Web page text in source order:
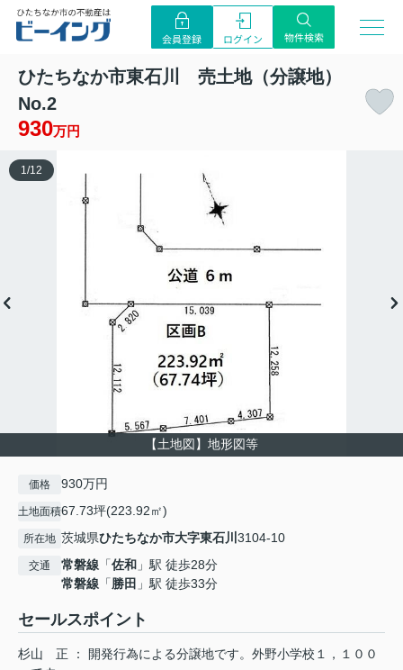
会員登録 ログイン 物件検索
ひたちなか市東石川 売土地（分譲地）
No.2
930万円
【土地図】地形図等
1 /12
価格 930万円
土地面積67.73坪(223.92㎡)
所在地 茨城県ひたちなか市大字東石川 3104-10
交通 常磐線 「佐和 」駅 徒歩28分
常磐線 「勝田 」駅 徒歩33分
セールスポイント
杉山 正 ： 開発行為による分譲地です。外野小学校１，１００